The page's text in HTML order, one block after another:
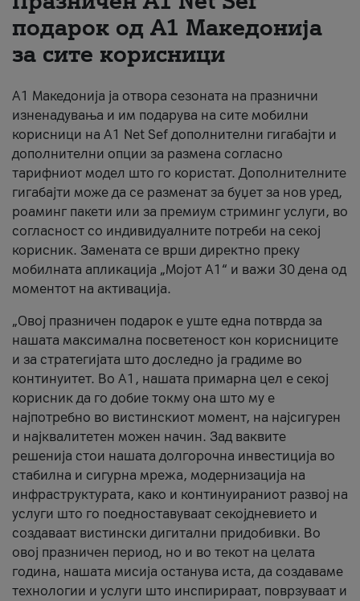
За нас
#ПодобарОнлајн
подарок од А1 Македонија
за сите корисници
А1 Македонија ја отвора сезоната на празнични
изненадувања и им подарува на сите мобилни
корисници на A1 Net Sef дополнителни гигабајти и
дополнителни опции за размена согласно
тарифниот модел што го користат. Дополнителните
гигабајти може да се разменат за буџет за нов уред,
роаминг пакети или за премиум стриминг услуги, во
согласност со индивидуалните потреби на секој
корисник. Замената се врши директно преку
мобилната апликација „Мојот А1“ и важи 30 дена од
моментот на активација.
„Овој празничен подарок е уште една потврда за
нашата максимална посветеност кон корисниците
и за стратегијата што доследно ја градиме во
континуитет. Во А1, нашата примарна цел е секој
корисник да го добие токму она што му е
најпотребно во вистинскиот момент, на најсигурен
и најквалитетен можен начин. Зад ваквите
решенија стои нашата долгорочна инвестиција во
стабилна и сигурна мрежа, модернизација на
инфраструктурата, како и континуираниот развој на
услуги што го поедноставуваат секојдневието и
создаваат вистински дигитални придобивки. Во
овој празничен период, но и во текот на целата
година, нашата мисија останува иста, да создаваме
технологии и услуги што инспирираат, поврзуваат и